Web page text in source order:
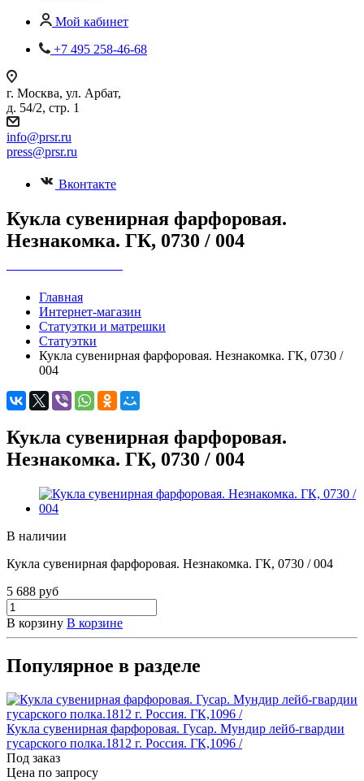
Мой кабинет
+7 495 258-46-68
г. Москва, ул. Арбат,
д. 54/2, стр. 1
info@prsr.ru
press@prsr.ru
Вконтакте
Кукла сувенирная фарфоровая.
Незнакомка. ГК, 0730 / 004
Главная
Интернет-магазин
Статуэтки и матрешки
Статуэтки
Кукла сувенирная фарфоровая. Незнакомка. ГК, 0730 /
004
Кукла сувенирная фарфоровая.
Незнакомка. ГК, 0730 / 004
В наличии
Кукла сувенирная фарфоровая. Незнакомка. ГК, 0730 / 004
5 688 руб
В корзину В корзине
Популярное в разделе
Кукла сувенирная фарфоровая. Гусар. Мундир лейб-гвардии
гусарского полка.1812 г. Россия. ГК,1096 /
Под заказ
Цена по запросу